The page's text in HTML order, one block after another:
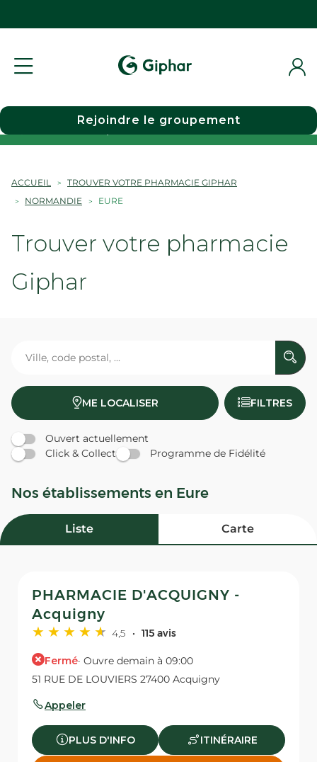
Choisir une pharmacie
Rejoindre le groupement
ACCUEIL
TROUVER VOTRE PHARMACIE GIPHAR
NORMANDIE
EURE
Trouver votre pharmacie
Giphar
ME LOCALISER FILTRES
Ouvert actuellement
Click & Collect
Programme de Fidélité
Nos établissements en Eure
Liste Carte
PHARMACIE D'ACQUIGNY -
Acquigny
4,5 115 avis
Fermé· Ouvre demain à 09:00
51 RUE DE LOUVIERS 27400 Acquigny
Appeler
PLUS D'INFO ITINÉRAIRE